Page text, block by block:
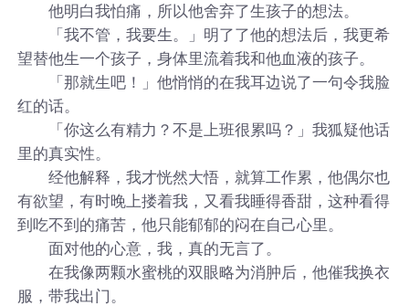
他明白我怕痛，所以他舍弃了生孩子的想法。
「我不管，我要生。」明了了他的想法后，我更希
望替他生一个孩子，身体里流着我和他血液的孩子。
「那就生吧！」他悄悄的在我耳边说了一句令我脸
红的话。
「你这么有精力？不是上班很累吗？」我狐疑他话
里的真实性。
经他解释，我才恍然大悟，就算工作累，他偶尔也
有欲望，有时晚上搂着我，又看我睡得香甜，这种看得
到吃不到的痛苦，他只能郁郁的闷在自己心里。
面对他的心意，我，真的无言了。
在我像两颗水蜜桃的双眼略为消肿后，他催我换衣
服，带我出门。